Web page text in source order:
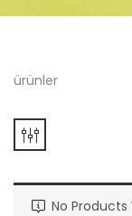
ürünler
No